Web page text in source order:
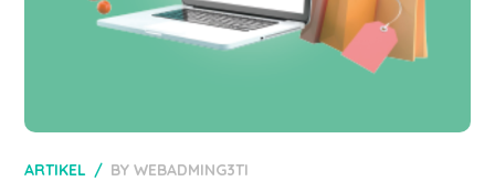
ARTIKEL BYWEBADMING3TI